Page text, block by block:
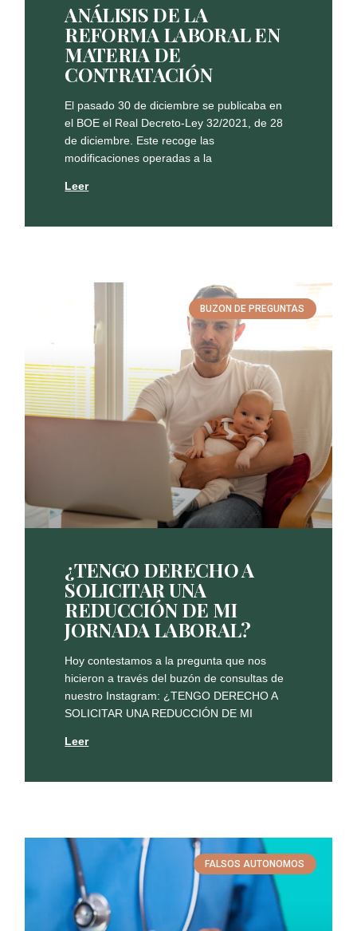
ANÁLISIS DE LA
REFORMA LABORAL EN
MATERIA DE
CONTRATACIÓN
El pasado 30 de diciembre se publicaba en
el BOE el Real Decreto-Ley 32/2021, de 28
de diciembre. Este recoge las
modificaciones operadas a la
Leer
BUZON DE PREGUNTAS
¿TENGO DERECHO A
SOLICITAR UNA
REDUCCIÓN DE MI
JORNADA LABORAL?
Hoy contestamos a la pregunta que nos
hicieron a través del buzón de consultas de
nuestro Instagram: ¿TENGO DERECHO A
SOLICITAR UNA REDUCCIÓN DE MI
Leer
FALSOS AUTONOMOS